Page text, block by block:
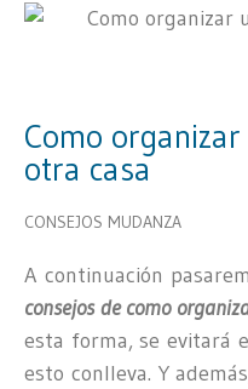
Como
otra casa
CONSEJOS MUDANZA
A continuación
consejos de como
esta forma, se evitará
esto conlleva. Y